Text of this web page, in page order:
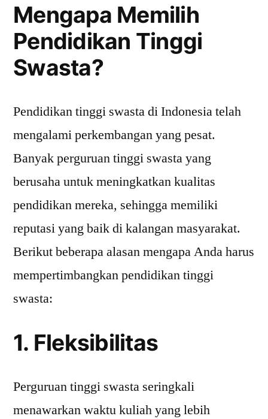
Mengapa Memilih
Pendidikan Tinggi
Swasta?
Pendidikan tinggi swasta di Indonesia telah
mengalami perkembangan yang pesat.
Banyak perguruan tinggi swasta yang
berusaha untuk meningkatkan kualitas
pendidikan mereka, sehingga memiliki
reputasi yang baik di kalangan masyarakat.
Berikut beberapa alasan mengapa Anda harus
mempertimbangkan pendidikan tinggi
swasta:
1. Fleksibilitas
Perguruan tinggi swasta seringkali
menawarkan waktu kuliah yang lebih